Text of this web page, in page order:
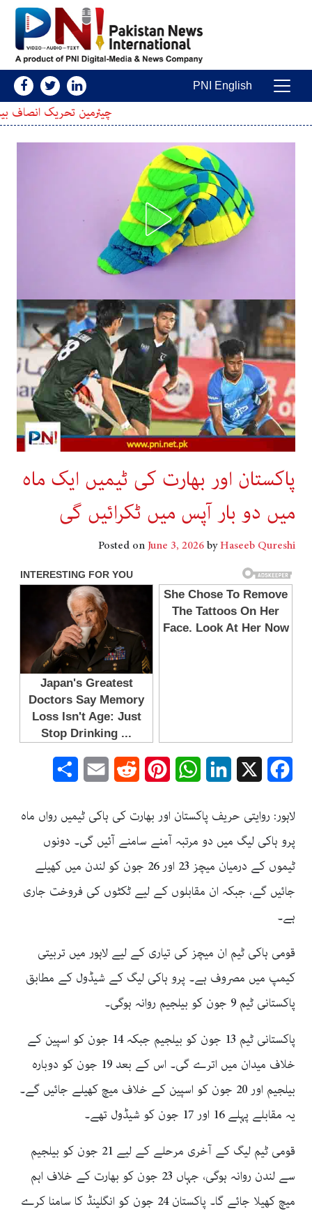
Main Navigation
PNI English
چیئرمین تحریک انصاف بیرسٹر گوہر نے
پاکستان اور بھارت کی ٹیمیں ایک ماہ
میں دو بار آپس میں ٹکرائیں گی
Posted onJune 3, 2026byHaseeb Qureshi
Facebook
LinkedIn
WhatsApp
Pinterest
Reddit
Email
لاہور: روایتی حریف پاکستان اور بھارت کی ہاکی ٹیمیں رواں ماہ
پرو ہاکی لیگ میں دو مرتبہ آمنے سامنے آئیں گی۔ دونوں
ٹیموں کے درمیان میچز 23 اور 26 جون کو لندن میں کھیلے
جائیں گے، جبکہ ان مقابلوں کے لیے ٹکٹوں کی فروخت جاری
ہے۔
قومی ہاکی ٹیم ان میچز کی تیاری کے لیے لاہور میں تربیتی
کیمپ میں مصروف ہے۔ پرو ہاکی لیگ کے شیڈول کے مطابق
پاکستانی ٹیم 9 جون کو بیلجیم روانہ ہوگی۔
پاکستانی ٹیم 13 جون کو بیلجیم جبکہ 14 جون کو اسپین کے
خلاف میدان میں اترے گی۔ اس کے بعد 19 جون کو دوبارہ
بیلجیم اور 20 جون کو اسپین کے خلاف میچ کھیلے جائیں گے۔
یہ مقابلے پہلے 16 اور 17 جون کو شیڈول تھے۔
قومی ٹیم لیگ کے آخری مرحلے کے لیے 21 جون کو بیلجیم
سے لندن روانہ ہوگی، جہاں 23 جون کو بھارت کے خلاف اہم
میچ کھیلا جائے گا۔ پاکستان 24 جون کو انگلینڈ کا سامنا کرے